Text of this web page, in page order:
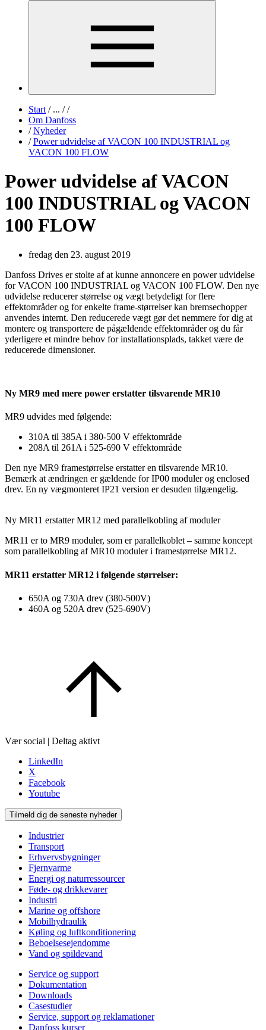
Start /... / /
Om Danfoss
/ Nyheder
/ Power udvidelse af VACON 100 INDUSTRIAL og
VACON 100 FLOW
Power udvidelse af VACON
100 INDUSTRIAL og VACON
100 FLOW
fredag den 23. august 2019
Danfoss Drives er stolte af at kunne annoncere en power udvidelse
for VACON 100 INDUSTRIAL og VACON 100 FLOW. Den nye
udvidelse reducerer størrelse og vægt betydeligt for flere
effektområder og for enkelte frame-størrelser kan bremsechopper
anvendes internt. Den reducerede vægt gør det nemmere for dig at
montere og transportere de pågældende effektområder og du får
yderligere et mindre behov for installationsplads, takket være de
reducerede dimensioner.
Ny MR9 med mere power erstatter tilsvarende MR10
MR9 udvides med følgende:
310A til 385A i 380-500 V effektområde
208A til 261A i 525-690 V effektområde
Den nye MR9 framestørrelse erstatter en tilsvarende MR10.
Bemærk at ændringen er gældende for IP00 moduler og enclosed
drev. En ny vægmonteret IP21 version er desuden tilgængelig.
Ny MR11 erstatter MR12 med parallelkobling af moduler
MR11 er to MR9 moduler, som er parallelkoblet – samme koncept
som parallelkobling af MR10 moduler i framestørrelse MR12.
MR11 erstatter MR12 i følgende størrelser:
650A og 730A drev (380-500V)
460A og 520A drev (525-690V)
Vær social | Deltag aktivt
LinkedIn
X
Facebook
Youtube
Tilmeld dig de seneste nyheder
Industrier
Transport
Erhvervsbygninger
Fjernvarme
Energi og naturressourcer
Føde- og drikkevarer
Industri
Marine og offshore
Mobilhydraulik
Køling og luftkonditionering
Beboelsesejendomme
Vand og spildevand
Service og support
Dokumentation
Downloads
Casestudier
Service, support og reklamationer
Danfoss kurser